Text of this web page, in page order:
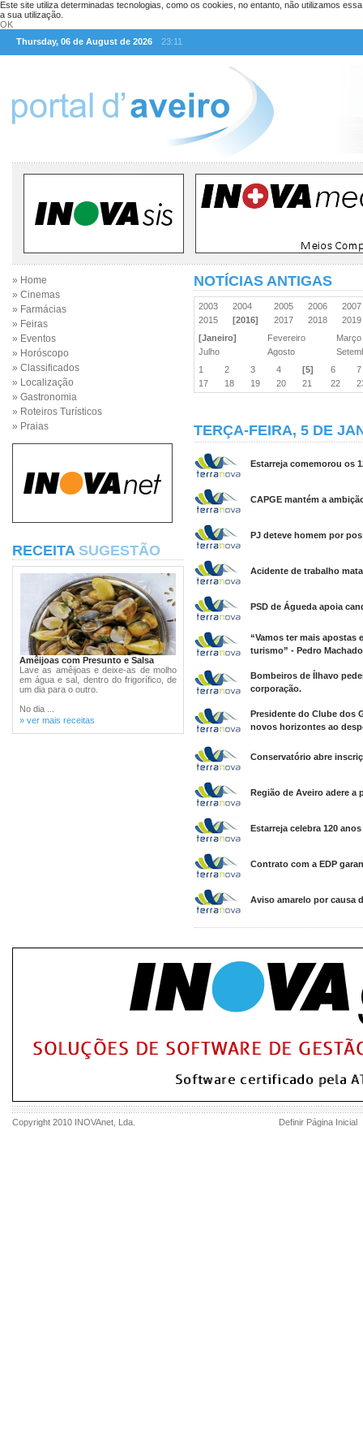
Este site utiliza determinadas tecnologias, como os cookies, no entanto, não utilizamos
a sua utilização.
OK
Thursday, 06 de August de 2026
23:11
» Home
» Cinemas
» Farmácias
» Feiras
» Eventos
» Horóscopo
» Classificados
» Localização
» Gastronomia
» Roteiros Turísticos
» Praias
RECEITA SUGESTÃO
Amêijoas com Presunto e Salsa
Lave as amêijoas e deixe-as de molho
em água e sal, dentro do frigorífico, de
um dia para o outro.
No dia ...
» ver mais receitas
NOTÍCIAS ANTIGAS
2003 2004 2005 2006
2015
[2016] 2017 2018
[Janeiro]
Fevereiro
Julho
Agosto
1
2 3 4 [5] 6
17
18 19 20 21 22
TERÇA-FEIRA, 5 DE
Estarreja comemorou os
CAPGE mantém a
PJ deteve homem por
Acidente de trabalho
PSD de Águeda apoia
“Vamos ter mais apostas
turismo” - Pedro
Bombeiros de Ílhavo
corporação.
Presidente do Clube dos
novos horizontes ao
Conservatório abre
Região de Aveiro adere
Estarreja celebra 120
Contrato com a EDP
Aviso amarelo por causa
Copyright 2010 INOVAnet , Lda. Definir Página Inicial